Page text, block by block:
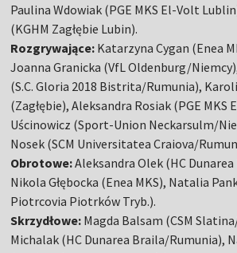
Paulina Wdowiak (PGE MKS El-Volt
(KGHM Zagłębie Lubin).
Rozgrywające: Katarzyna Cygan (Enea
Joanna Granicka (VfL Oldenburg/
(S.C. Gloria 2018 Bistrita/Rumunia),
(Zagłębie), Aleksandra Rosiak (PGE MKS
Uścinowicz (Sport-Union Neckarsulm/
Nosek (SCM Universitatea Craiova/
Obrotowe:Aleksandra Olek (HC
Nikola Głębocka (Enea MKS), Natalia
Piotrcovia Piotrków Tryb.).
Skrzydłowe: Magda Balsam (CSM
Michalak (HC Dunarea Braila/Rumunia),